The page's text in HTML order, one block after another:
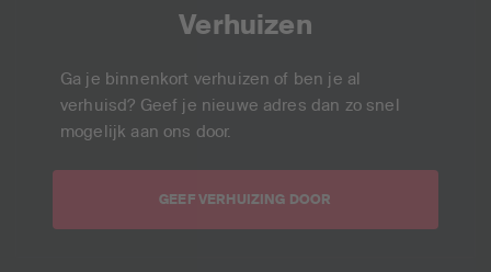
Verhuizen
Ga je binnenkort verhuizen of ben je al
verhuisd? Geef je nieuwe adres dan zo snel
mogelijk aan ons door.
GEEF VERHUIZING DOOR